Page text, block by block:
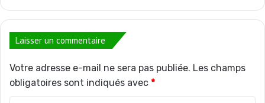
Laisser un commentaire
Votre adresse e-mail ne sera pas publiée. Les champs
obligatoires sont indiqués avec *